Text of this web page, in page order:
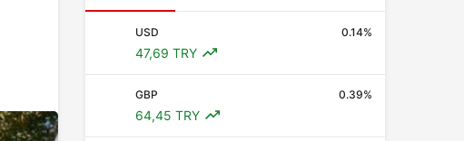
USD 0.14%
47,69 TRY
GBP 0.39%
64,45 TRY